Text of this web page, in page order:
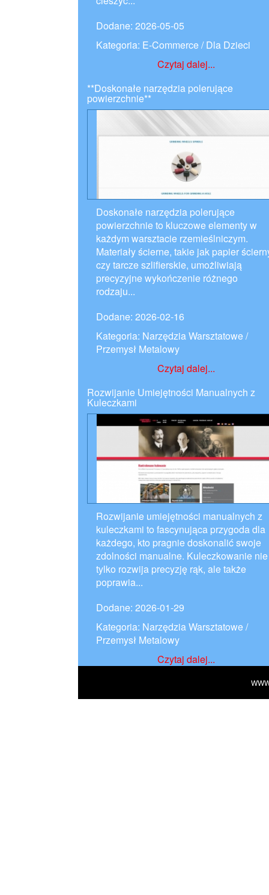
Dodane: 2026-05-05
Kategoria: E-Commerce / Dla Dzieci
Czytaj dalej...
**Doskonałe narzędzia polerujące
powierzchnie**
Doskonałe narzędzia polerujące
powierzchnie to kluczowe elementy w
każdym warsztacie rzemieślniczym.
Materiały ścierne, takie jak papier
czy tarcze szlifierskie, umożliwiają
precyzyjne wykończenie różnego
rodzaju...
Dodane: 2026-02-16
Kategoria: Narzędzia Warsztatowe /
Przemysł Metalowy
Czytaj dalej...
Rozwijanie Umiejętności Manualnych z
Kuleczkami
Rozwijanie umiejętności manualnych z
kuleczkami to fascynująca przygoda dla
każdego, kto pragnie doskonalić swoje
zdolności manualne. Kuleczkowanie nie
tylko rozwija precyzję rąk, ale także
poprawia...
Dodane: 2026-01-29
Kategoria: Narzędzia Warsztatowe /
Przemysł Metalowy
Czytaj dalej...